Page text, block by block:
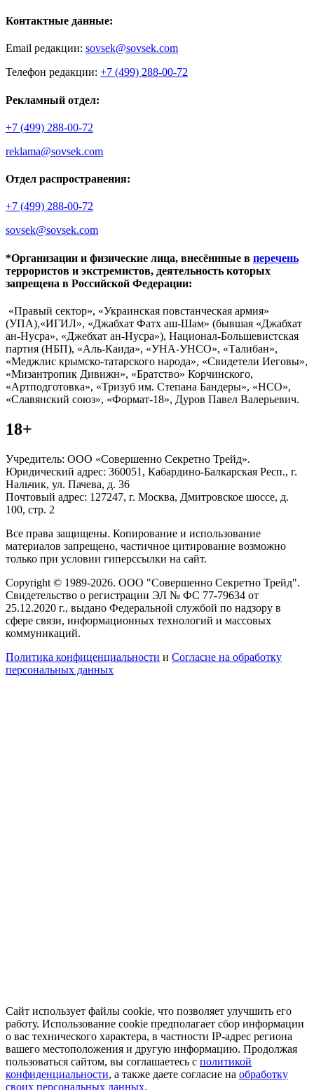
Контактные данные:
Email редакции: sovsek@sovsek.com
Телефон редакции: +7 (499) 288-00-72
Рекламный отдел:
+7 (499) 288-00-72
reklama@sovsek.com
Отдел распространения:
+7 (499) 288-00-72
sovsek@sovsek.com
*Организации и физические лица, внесённные в перечень
террористов и экстремистов, деятельность которых
запрещена в Российской Федерации:
«Правый сектор», «Украинская повстанческая армия»
(УПА),«ИГИЛ», «Джабхат Фатх аш-Шам» (бывшая «Джабхат
ан-Нусра», «Джебхат ан-Нусра»), Национал-Большевистская
партия (НБП), «Аль-Каида», «УНА-УНСО», «Талибан»,
«Меджлис крымско-татарского народа», «Свидетели Иеговы»,
«Мизантропик Дивижн», «Братство» Корчинского,
«Артподготовка», «Тризуб им. Степана Бандеры», «НСО»,
«Славянский союз», «Формат-18», Дуров Павел Валерьевич.
18+
Учредитель: ООО «Совершенно Секретно Трейд».
Юридический адрес: 360051, Кабардино-Балкарская Респ., г.
Нальчик, ул. Пачева, д. 36
Почтовый адрес: 127247, г. Москва, Дмитровское шоссе, д.
100, стр. 2
Все права защищены. Копирование и использование
материалов запрещено, частичное цитирование возможно
только при условии гиперссылки на сайт.
Copyright © 1989-2026. ООО "Совершенно Секретно Трейд".
Свидетельство о регистрации ЭЛ № ФС 77-79634 от
25.12.2020 г., выдано Федеральной службой по надзору в
сфере связи, информационных технологий и массовых
коммуникаций.
Политика конфиценциальности и Согласие на обработку
персональных данных
Сайт использует файлы cookie, что позволяет улучшить его
работу. Использование cookie предполагает сбор информации
о вас технического характера, в частности IP-адрес региона
вашего местоположения и другую информацию. Продолжая
пользоваться сайтом, вы соглашаетесь с политикой
конфиденциальности, а также даете согласие на обработку
своих персональных данных.